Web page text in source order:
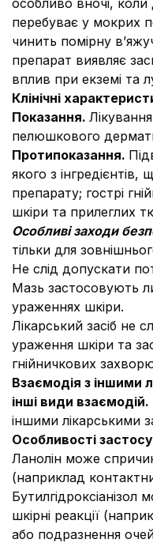
особливо вночі,
перебуває у мокрих
чинить помірну
препарат виявляє
вплив при екземі та
Клінічні
Показання.
пелюшкового
Протипоказання.
якого з
препарату; гострі
шкіри та прилеглих
Особливі заходи
тільки для
Не слід допускати
Мазь застосовують
ураженнях шкіри.
Лікарський засіб не
ураження шкіри та
гнійничкових
Взаємодія з іншими
інші види взаємодій.
іншими лікарськими
Особливості
Ланолін може
(наприклад
Бутилгідроксіанізол
шкірні реакції
або подразнення